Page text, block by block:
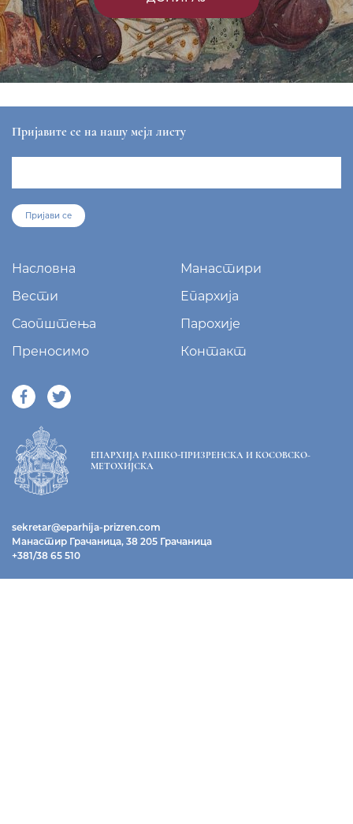
Пријавите се на нашу мејл листу
Пријави се
Насловна
Манастири
Вести
Епархија
Саопштења
Парохије
Преносимо
Контакт
ЕПАРХИЈА РАШКО-ПРИЗРЕНСКА И КОСОВСКО-
МЕТОХИЈСКА
sekretar@eparhija-prizren.com
Манастир Грачаница, 38 205 Грачаница
+381/38 65 510